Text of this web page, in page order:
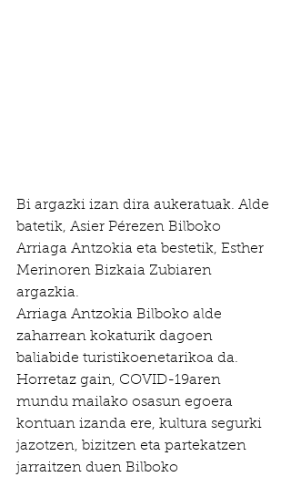
Bi argazki izan dira aukeratuak. Alde
batetik, Asier Pérezen Bilboko
Arriaga Antzokia eta bestetik, Esther
Merinoren Bizkaia Zubiaren
argazkia.
Arriaga Antzokia Bilboko alde
zaharrean kokaturik dagoen
baliabide turistikoenetarikoa da.
Horretaz gain, COVID-19aren
mundu mailako osasun egoera
kontuan izanda ere, kultura segurki
jazotzen, bizitzen eta partekatzen
jarraitzen duen Bilboko